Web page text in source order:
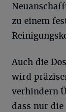
zu einem
Auch die
wird
verhindern
dass nur